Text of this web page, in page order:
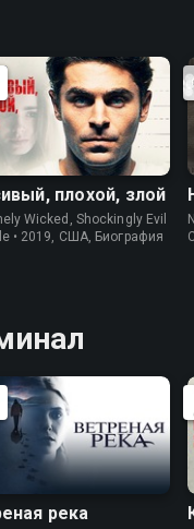
плохой, злой
Wicked, Shockingly Evil
• 2019, США, Биография
река